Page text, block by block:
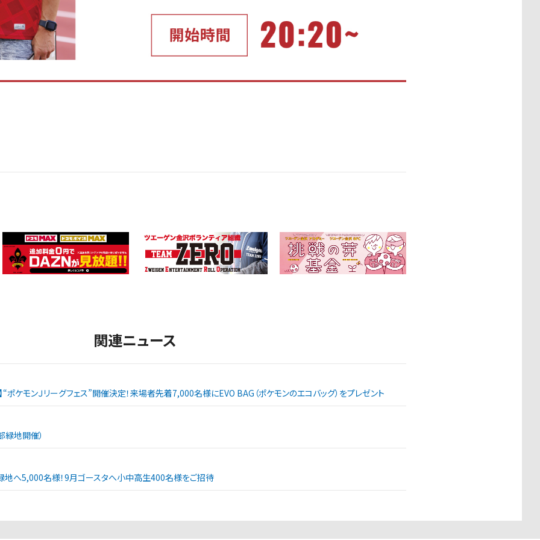
関連ニュース
“ポケモンＪリーグフェス”開催決定！来場者先着7,000名様にEVO BAG（ポケモンのエコバッグ）をプレゼント
緑地開催）
地へ5,000名様！9月ゴースタへ小中高生400名様をご招待